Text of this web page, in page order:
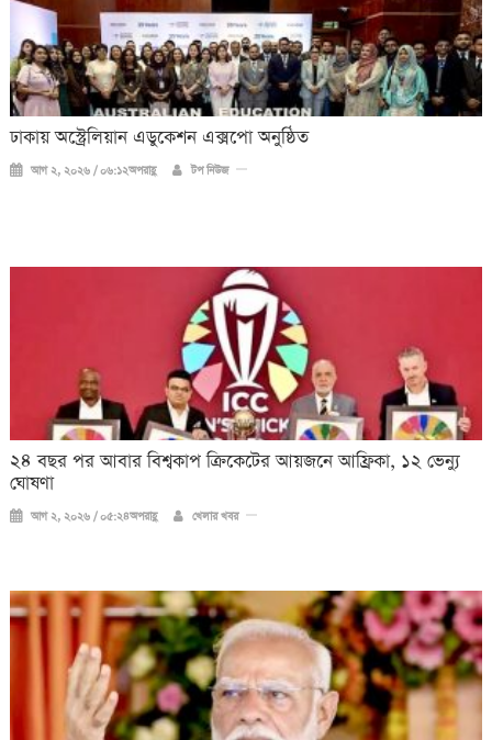
ঢাকায় অস্ট্রেলিয়ান এডুকেশন এক্সপো অনুষ্ঠিত
আগ ২, ২০২৬ / ০৬:১২অপরাহ্ণ টপ নিউজ
২৪ বছর পর আবার বিশ্বকাপ ক্রিকে‌টের আয়জনে আফ্রিকা, ১২ ভেন্যু
ঘোষণা
আগ ২, ২০২৬ / ০৫:২৪অপরাহ্ণ খেলার খবর